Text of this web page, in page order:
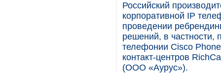
Российский
корпоративной IP
проведении
решений, в частности,
телефонии Cisco
контакт-центров
(ООО «Аурус»).